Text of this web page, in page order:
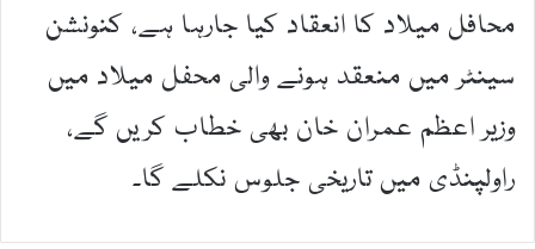
محافل میلاد کا انعقاد کیا جارہا ہے، کنونشن
سینٹر میں منعقد ہونے والی محفل میلاد میں
وزیر اعظم عمران خان بھی خطاب کریں گے،
راولپنڈی میں تاریخی جلوس نکلے گا۔